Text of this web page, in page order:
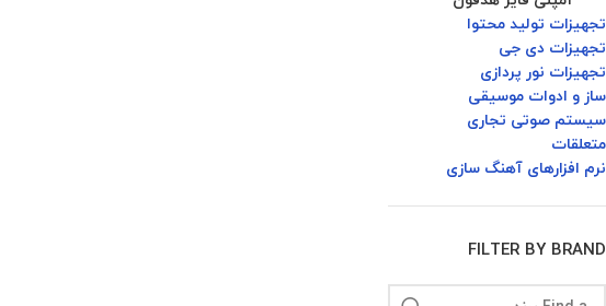
تجهیزات تولید محتوا
تجهیزات دی جی
تجهیزات نور پردازی
ساز و ادوات موسیقی
سیستم صوتی تجاری
متعلقات
نرم افزارهای آهنگ سازی
FILTER BY BRAND